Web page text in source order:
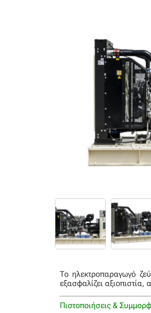
Το ηλεκτροπαραγωγό
εξασφαλίζει
Πιστοποιήσεις &